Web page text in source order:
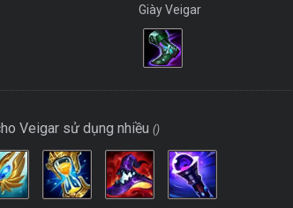
Giày Veigar
Veigar sử dụng nhiều ()